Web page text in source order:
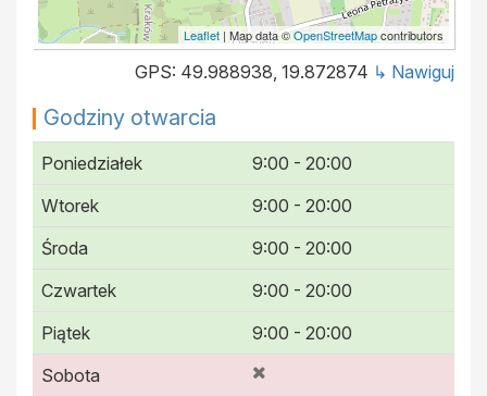
Leaflet | Map data ©OpenStreetMapcontributors
GPS: 49.988938, 19.872874 ↳ Nawiguj
Godziny otwarcia
Poniedziałek
9:00 - 20:00
Wtorek
9:00 - 20:00
Środa
9:00 - 20:00
Czwartek
9:00 - 20:00
Piątek
9:00 - 20:00
Sobota